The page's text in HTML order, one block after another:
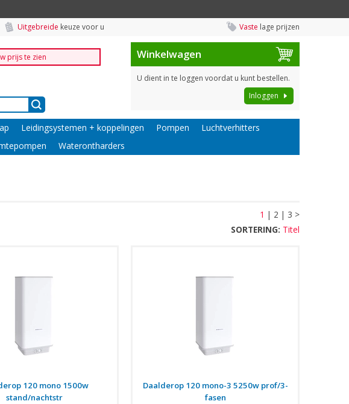
Uitgebreide keuze voor u Vaste lage prijzen
prijs te zien Winkelwagen
U dient in te loggen voordat u kunt bestellen.
Inloggen
Leidingsystemen + koppelingen Pompen
Luchtverhitters
Waterontharders
1 | 2 | 3 >
SORTERING: Titel
120 mono 1500w
stand/nachtstr
Daalderop 120 mono-3 5250w prof/3-
fasen